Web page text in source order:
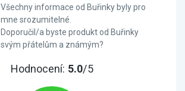
Všechny informace od Buřinky byly pro
mne srozumitelné.
Doporučil/a byste produkt od Buřinky
svým přátelům a známým?
Hodnocení: 5.0/5